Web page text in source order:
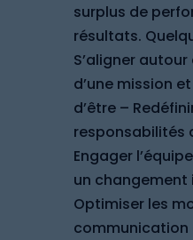
surplus de
résultats.
S’aligner autour
d’une mission
d’être –
responsabilités
Engager
un
Optimiser les
communication